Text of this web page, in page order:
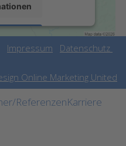
Consent
Impressum
Datenschutz
Online Marketing United
ReferenzenKarriere